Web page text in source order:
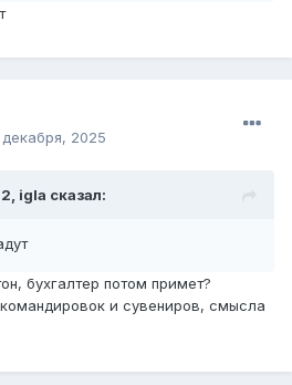
2025
igla сказал:
бухгалтер потом примет?
и сувениров, смысла